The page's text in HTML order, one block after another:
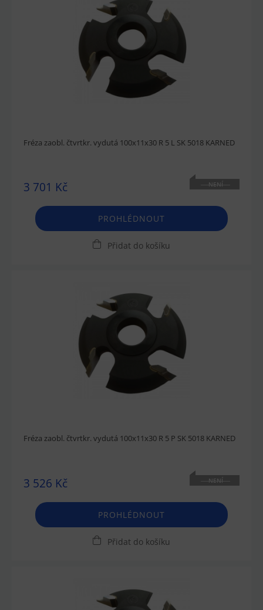
Fréza zaobl. čtvrtkr. vydutá 100x11x30 R 5 L SK 5018 KARNED
3 701 Kč
NENÍ
PROHLÉDNOUT
Přidat do košíku
Fréza zaobl. čtvrtkr. vydutá 100x11x30 R 5 P SK 5018 KARNED
3 526 Kč
NENÍ
PROHLÉDNOUT
Přidat do košíku